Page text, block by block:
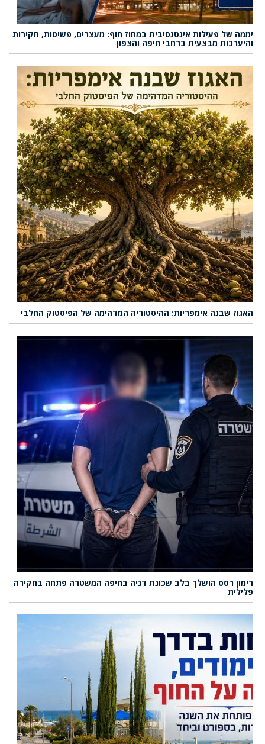
יממה של פעילות אינטנסיבית במחוז חוף: מעצרים, פשיטות, חקירות
והיערכות מבצעית ברחבי חיפה והצפון
האגוז שבנה אימפריות: ההיסטוריה המדהימה של הפיסטוק החלבי
רימון רסס הושלך בלב שכונת דניה בחיפה המשטרה פתחה בחקירה
פלילית